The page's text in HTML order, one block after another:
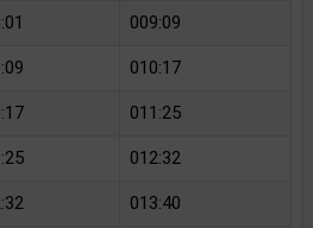
009:09
010:17
011:25
012:32
013:40